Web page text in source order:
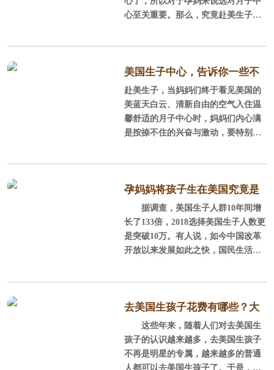
心至关重要。那么，究竟赴美生子机
美国生子中心，告诉你一些不
知道的国外生孩子内幕！
赴美生子，当妈妈们终于看见美国的
美蓝天白云、清新自由的空气入住温
馨舒适的月子中心时，妈妈们内心满
是按捺不住的兴奋与激动，要特别提
孕妈妈将孩子生在美国究竟是
为了什么？
据调查，美国生子人群10年间增
长了133倍，2018选择美国生子人数更
是突破10万。有人说，如今中国改革
开放以来发展如此之快，国民生活水
赴美生子呢?
1、美籍身份：
根据美国落地生政策，在美国出
去美国生孩子花费有哪些？大
约是多少钱？
这些年来，随着人们对去美国生
孩子的认识越来越多，去美国生孩子
不再是明星的专属，越来越多的普通
人都可以去美国生孩子了。于是，去